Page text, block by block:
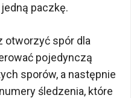
paczkę.
otworzyć spór dla
pojedynczą
sporów, a następnie
śledzenia, które